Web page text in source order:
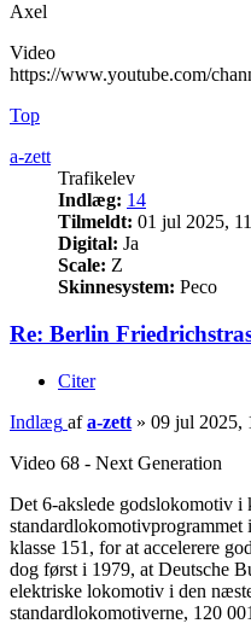
Axel
Video
https://www.youtube.com/
Top
a-zett
Trafikelev
Indlæg: 14
Tilmeldt: 01 jul 2025,
Digital: Ja
Scale: Z
Skinnesystem: Peco
Re: Berlin
Citer
Indlæg afa-zett » 09 jul 2025,
Video 68 - Next Generation
Det 6-akslede godslokomotiv i
klasse 151, for at accelerere
dog først i 1979, at Deutsche
elektriske lokomotiv i den
standardlokomotiverne, 120